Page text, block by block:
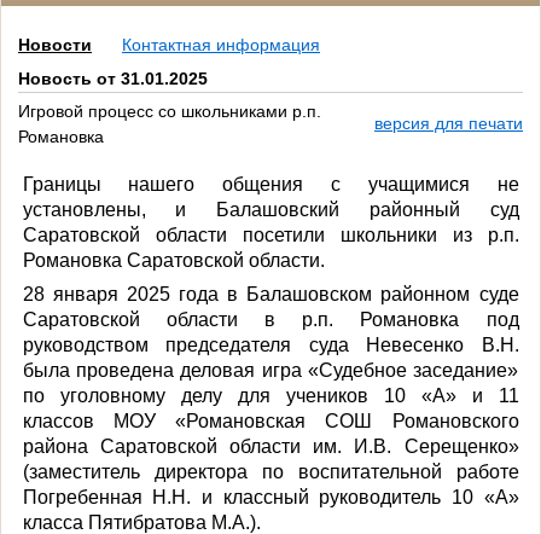
Новости
Контактная информация
Новость от 31.01.2025
Игровой процесс со школьниками р.п.
Романовка
версия для печати
Границы нашего общения с учащимися не
установлены, и Балашовский районный суд
Саратовской области посетили школьники из р.п.
Романовка Саратовской области.
28 января 2025 года в Балашовском районном суде
Саратовской области в р.п. Романовка под
руководством председателя суда Невесенко В.Н.
была проведена деловая игра «Судебное заседание»
по уголовному делу для учеников 10 «А» и 11
классов МОУ «Романовская СОШ Романовского
района Саратовской области им. И.В. Серещенко»
(заместитель директора по воспитательной работе
Погребенная Н.Н. и классный руководитель 10 «А»
класса Пятибратова М.А.).